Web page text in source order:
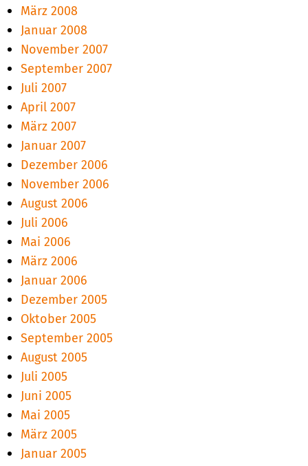
März 2008
Januar 2008
November 2007
September 2007
Juli 2007
April 2007
März 2007
Januar 2007
Dezember 2006
November 2006
August 2006
Juli 2006
Mai 2006
März 2006
Januar 2006
Dezember 2005
Oktober 2005
September 2005
August 2005
Juli 2005
Juni 2005
Mai 2005
März 2005
Januar 2005